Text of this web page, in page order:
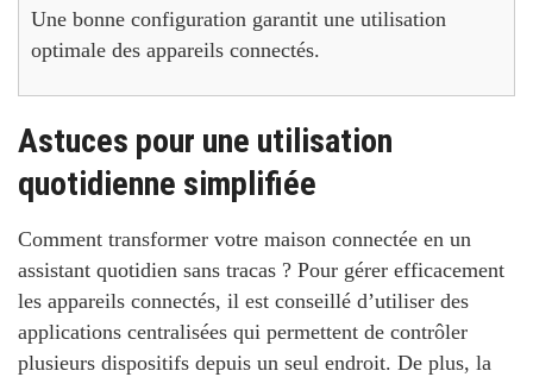
Une bonne configuration garantit une utilisation
optimale des appareils connectés.
Astuces pour une utilisation
quotidienne simplifiée
Comment transformer votre maison connectée en un
assistant quotidien sans tracas ? Pour gérer efficacement
les appareils connectés, il est conseillé d’utiliser des
applications centralisées qui permettent de contrôler
plusieurs dispositifs depuis un seul endroit. De plus, la